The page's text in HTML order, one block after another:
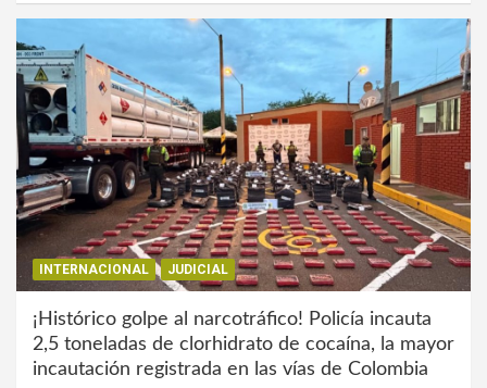
INTERNACIONAL JUDICIAL
¡Histórico golpe al narcotráfico! Policía incauta
2,5 toneladas de clorhidrato de cocaína, la mayor
incautación registrada en las vías de Colombia